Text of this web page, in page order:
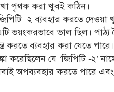
পৃথক করা খুবই কঠিন।
-২ ব্যবহার করতে দেওয়া
ভয়ংকরভাবে ভাল ছিল।
করতে ব্যবহার করা যেতে পারে।
করেছিলেন যে ‘জিপিটি -২’
সবাই অপব্যবহার করতে পারে